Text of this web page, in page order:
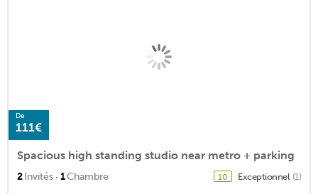
De
111€
Spacious high standing studio near metro + parking
2Invités · 1Chambre 10 Exceptionnel (1)